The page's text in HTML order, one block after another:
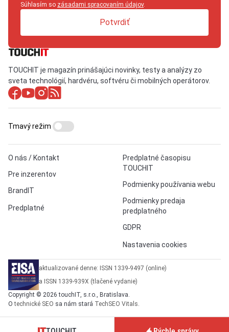
Súhlasím so zásadami spracovaním údajov.
Potvrdiť
TOUCHIT je magazín prinášajúci novinky, testy a analýzy zo
sveta technológií, hardvéru, softvéru či mobilných operátorov.
O nás / Kontakt
Pre inzerentov
BrandIT
Predplatné
Predplatné časopisu
TOUCHIT
Podmienky používania webu
Podmienky predaja
predplatného
GDPR
Nastavenia cookies
Tmavý režim
aktualizované denne: ISSN 1339-9497 (online)
a ISSN 1339-939X (tlačené vydanie)
Copyright © 2026 touchIT, s.r.o., Bratislava.
Otechnické SEO sa nám stará TechSEO Vitals.